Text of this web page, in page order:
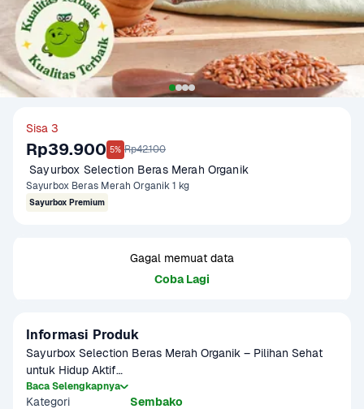
Sisa 3
Rp39.900 5% Rp42.100
Sayurbox Selection Beras Merah Organik
Sayurbox Beras Merah Organik 1 kg
Sayurbox Premium
Gagal memuat data
Coba Lagi
Informasi Produk
Sayurbox Selection Beras Merah Organik – Pilihan Sehat
untuk Hidup Aktif
Nikmati kualitas terbaik dari beras merah organik pilihan,
ditanam tanpa pestisida dan bahan kimia berbahaya.
Baca Selengkapnya
Kategori Sembako